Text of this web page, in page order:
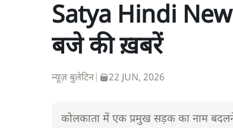
Satya Hindi
बजे की ख़बरें
न्यूज़ बुलेटिन| 22 JUN, 2026
कोलकाता में एक प्रमुख सड़क का नाम